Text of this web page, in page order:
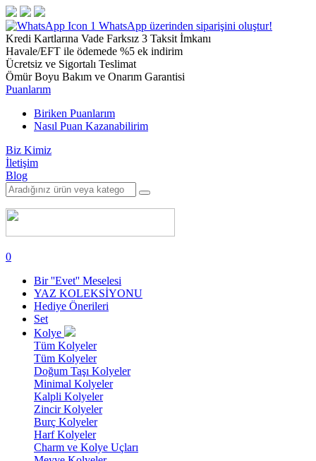
1 WhatsApp üzerinden siparişini oluştur!
Kredi Kartlarına Vade Farksız 3 Taksit İmkanı
Havale/EFT ile ödemede %5 ek indirim
Ücretsiz ve Sigortalı Teslimat
Ömür Boyu Bakım ve Onarım Garantisi
Puanlarım
Biriken Puanlarım
Nasıl Puan Kazanabilirim
Biz Kimiz
İletişim
Blog
0
Bir ''Evet'' Meselesi
YAZ KOLEKSİYONU
Hediye Önerileri
Set
Kolye
Tüm Kolyeler
Tüm Kolyeler
Doğum Taşı Kolyeler
Minimal Kolyeler
Kalpli Kolyeler
Zincir Kolyeler
Burç Kolyeler
Harf Kolyeler
Charm ve Kolye Uçları